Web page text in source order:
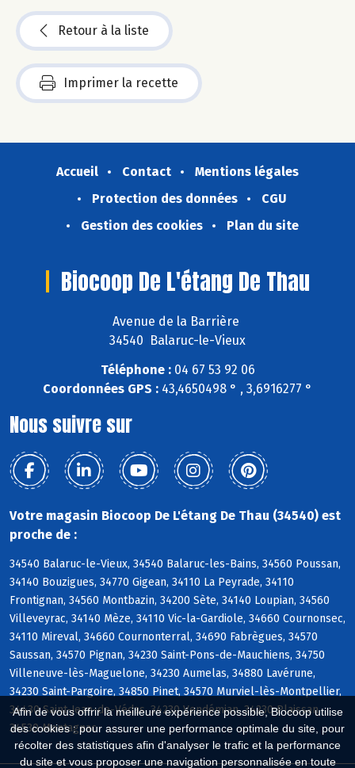
Afin de vous offrir la meilleure expérience possible, Biocoop utilise
des cookies : pour assurer une performance optimale du site, pour
récolter des statistiques afin d'analyser le trafic et la performance
du site et vous proposer une navigation personnalisée en toute
Retour à la liste
Imprimer la recette
Accueil Contact
Mentions légales
Protection des données
CGU
Gestion des cookies
Plan du site
Biocoop De L'étang De Thau
Avenue de la Barrière
34540 Balaruc-le-Vieux
Téléphone :04 67 53 92 06
Coordonnées GPS : 43,4650498 ° , 3,6916277 °
Nous suivre sur
Votre magasin Biocoop De L'étang De Thau (34540) est
proche de :
34540 Balaruc-le-Vieux, 34540 Balaruc-les-Bains, 34560 Poussan,
34140 Bouzigues, 34770 Gigean, 34110 La Peyrade, 34110
Frontignan, 34560 Montbazin, 34200 Sète, 34140 Loupian, 34560
Villeveyrac, 34140 Mèze, 34110 Vic-la-Gardiole, 34660 Cournonsec,
34110 Mireval, 34660 Cournonterral, 34690 Fabrègues, 34570
Saussan, 34570 Pignan, 34230 Saint-Pons-de-Mauchiens, 34750
Villeneuve-lès-Maguelone, 34230 Aumelas, 34880 Lavérune,
34230 Saint-Pargoire, 34850 Pinet, 34570 Murviel-lès-Montpellier,
34430 Saint-Jean-de-Védas, 34230 Vendémian, 34230 Plaissan,
34530 Montagnac